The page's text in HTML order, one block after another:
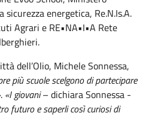
sicurezza energetica, Re.N.Is.A.
Agrari e RE•NA•I•A Rete
dell’Olio, Michele Sonnessa,
più scuole scelgono di partecipare
. «I giovani– dichiara Sonnessa -
futuro e saperli così curiosi di